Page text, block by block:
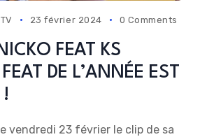
23 février 2024 0 Comments
FEAT KS
DE L’ANNÉE EST
!
vendredi 23 février le clip de sa